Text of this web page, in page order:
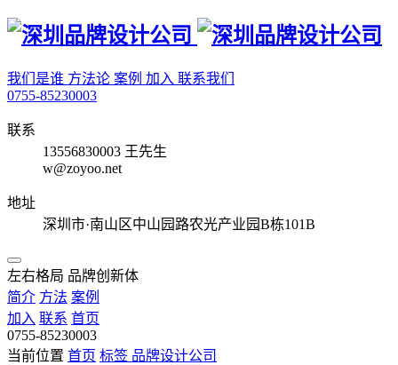
我们是谁 方法论 案例 加入 联系我们
0755-85230003
联系
13556830003 王先生
w@zoyoo.net
地址
深圳市·南山区中山园路农光产业园B栋101B
左右格局 品牌创新体
简介 方法 案例
加入 联系 首页
0755-85230003
当前位置 首页 标签 品牌设计公司